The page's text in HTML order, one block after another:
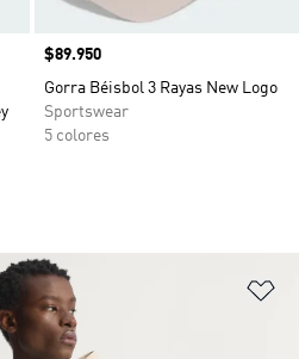
Precio
$89.950
Gorra Béisbol 3 Rayas New Logo
Sportswear
5 colores